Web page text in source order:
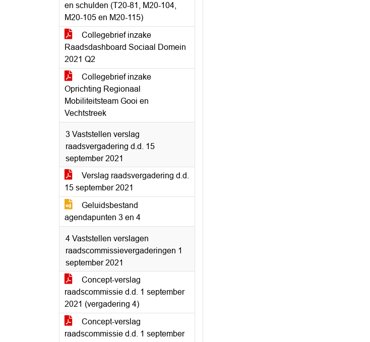
en schulden (T20-81, M20-104,
M20-105 en M20-115)
Collegebrief inzake
Raadsdashboard Sociaal Domein
2021 Q2
Collegebrief inzake
Oprichting Regionaal
Mobiliteitsteam Gooi en
Vechtstreek
3 Vaststellen verslag
raadsvergadering d.d. 15
september 2021
Verslag raadsvergadering d.d.
15 september 2021
Geluidsbestand
agendapunten 3 en 4
4 Vaststellen verslagen
raadscommissievergaderingen 1
september 2021
Concept-verslag
raadscommissie d.d. 1 september
2021 (vergadering 4)
Concept-verslag
raadscommissie d.d. 1 september